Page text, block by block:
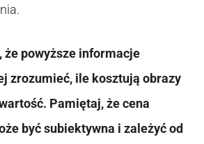
że powyższe informacje
zrozumieć, ile kosztują obrazy
Pamiętaj, że cena
być subiektywna i zależyć od